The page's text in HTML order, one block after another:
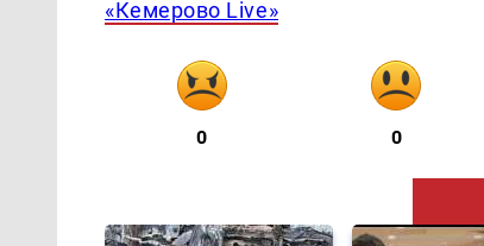
«Кемерово Live»
0 0